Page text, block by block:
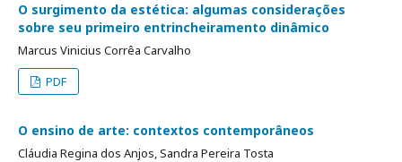
O surgimento da estética: algumas considerações
sobre seu primeiro entrincheiramento dinâmico
Marcus Vinicius Corrêa Carvalho
PDF
O ensino de arte: contextos contemporâneos
Cláudia Regina dos Anjos, Sandra Pereira Tosta